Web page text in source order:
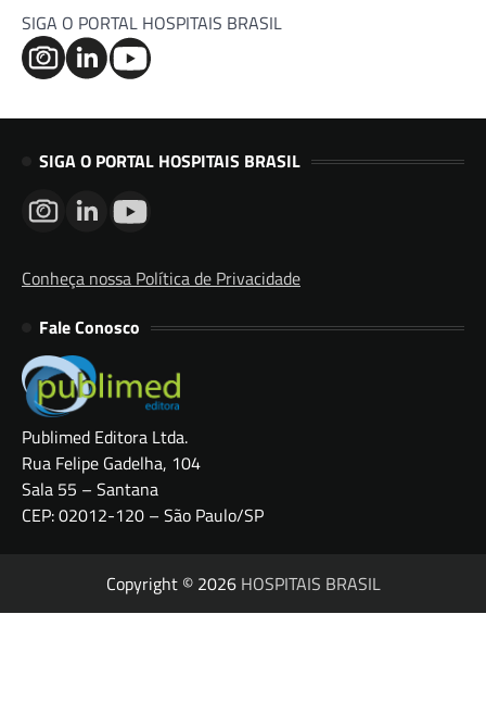
SIGA O PORTAL HOSPITAIS BRASIL
SIGA O PORTAL HOSPITAIS BRASIL
Conheça nossa Política de Privacidade
Fale Conosco
Publimed Editora Ltda.
Rua Felipe Gadelha, 104
Sala 55 – Santana
CEP: 02012-120 – São Paulo/SP
Copyright © 2026 HOSPITAIS BRASIL